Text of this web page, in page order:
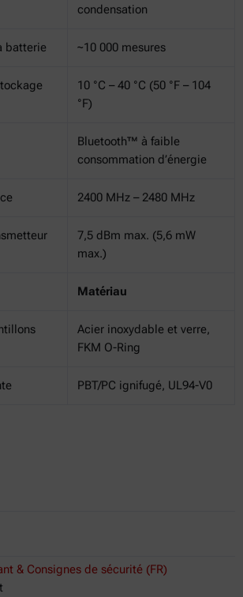
condensation
batterie ~10 000 mesures
10 °C – 40 °C (50 °F – 104
°F)
Bluetooth™ à faible
consommation d’énergie
2400 MHz – 2480 MHz
7,5 dBm max. (5,6 mW
max.)
Matériau
Acier inoxydable et verre,
FKM O-Ring
PBT/PC ignifugé, UL94-V0
& Consignes de sécurité (FR)